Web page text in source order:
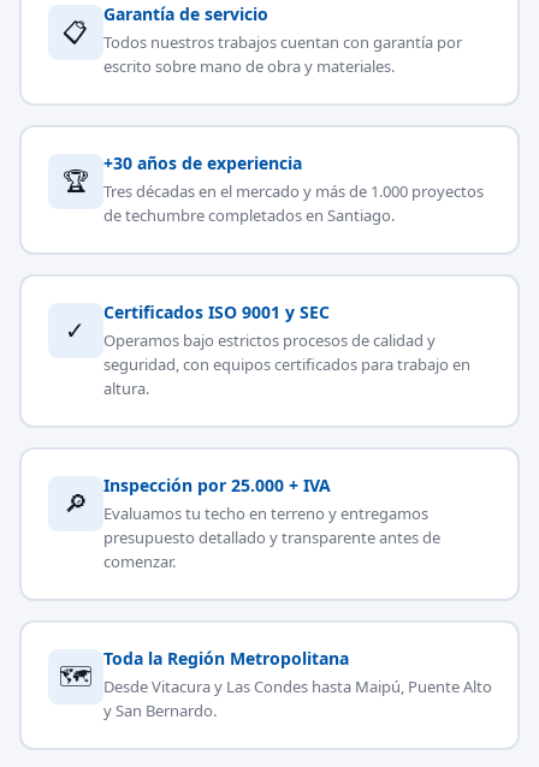
📋
Garantía de servicio
Todos nuestros trabajos cuentan con garantía por
escrito sobre mano de obra y materiales.
🏆
+30 años de experiencia
Tres décadas en el mercado y más de 1.000 proyectos
de techumbre completados en Santiago.
✓
Certificados ISO 9001 y SEC
Operamos bajo estrictos procesos de calidad y
seguridad, con equipos certificados para trabajo en
altura.
🔎
Inspección por 25.000 + IVA
Evaluamos tu techo en terreno y entregamos
presupuesto detallado y transparente antes de
comenzar.
🗺
Toda la Región Metropolitana
Desde Vitacura y Las Condes hasta Maipú, Puente Alto
y San Bernardo.